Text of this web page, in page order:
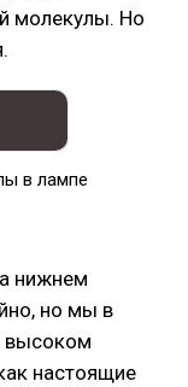
молекулы. Но
в лампе
нижнем
но мы в
высоком
настоящие